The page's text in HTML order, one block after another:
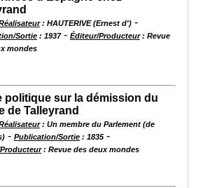
: HAUTERIVE (Ernest d') -
Sortie : 1937- Éditeur/Producteur: Revue
mondes
politique sur la démission du
de Talleyrand
: Un membre du Parlement (de
- Publication/Sortie : 1835-
: Revue des deux mondes